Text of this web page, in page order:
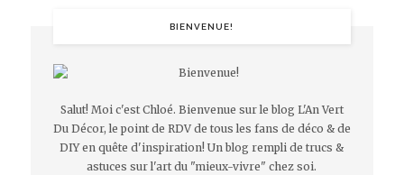
BIENVENUE!
Salut! Moi c'est Chloé. Bienvenue sur le blog L'An Vert
Du Décor, le point de RDV de tous les fans de déco & de
DIY en quête d'inspiration! Un blog rempli de trucs &
astuces sur l'art du "mieux-vivre" chez soi.